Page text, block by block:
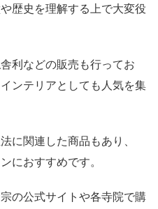
歴史を理解する上で大変役
利などの販売も行ってお
ンテリアとしても人気を集
に関連した商品もあり、
におすすめです。
の公式サイトや各寺院で購